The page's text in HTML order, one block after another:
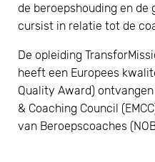
de beroepshouding en
cursist in relatie tot de
De opleiding
heeft een Europees
Quality Award)
& Coaching Council
van Beroepscoaches